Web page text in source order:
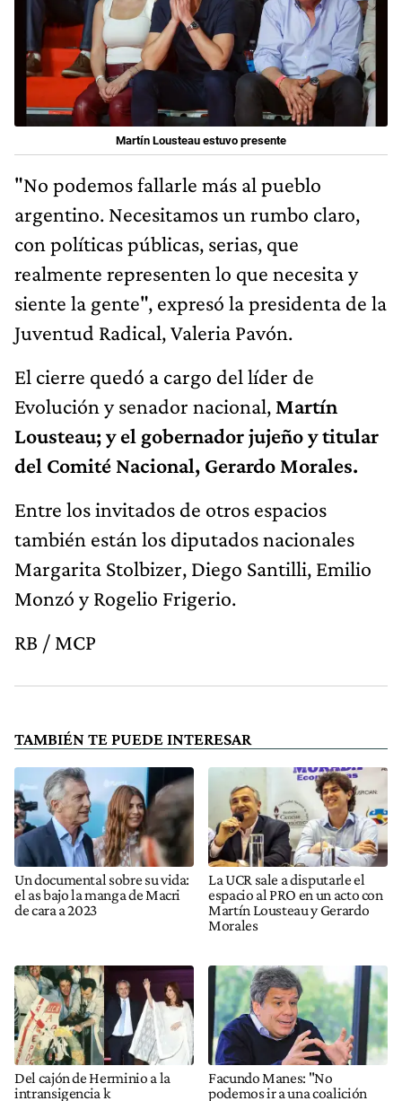
Martín Lousteau estuvo presente
"No podemos fallarle más al pueblo
argentino. Necesitamos un rumbo claro,
con políticas públicas, serias, que
realmente representen lo que necesita y
siente la gente", expresó la presidenta de la
Juventud Radical, Valeria Pavón.
El cierre quedó a cargo del líder de
Evolución y senador nacional, Martín
Lousteau; y el gobernador jujeño y titular
del Comité Nacional, Gerardo Morales.
Entre los invitados de otros espacios
también están los diputados nacionales
Margarita Stolbizer, Diego Santilli, Emilio
Monzó y Rogelio Frigerio.
RB / MCP
TAMBIÉN TE PUEDE INTERESAR
Un documental sobre su vida:
el as bajo la manga de Macri
de cara a 2023
La UCR sale a disputarle el
espacio al PRO en un acto con
Martín Lousteau y Gerardo
Morales
Del cajón de Herminio a la
intransigencia k
Facundo Manes: "No
podemos ir a una coalición